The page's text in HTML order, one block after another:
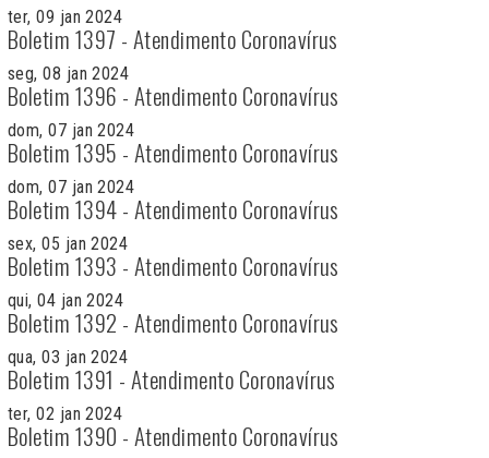
ter, 09 jan 2024
Boletim 1397 - Atendimento Coronavírus
seg, 08 jan 2024
Boletim 1396 - Atendimento Coronavírus
dom, 07 jan 2024
Boletim 1395 - Atendimento Coronavírus
dom, 07 jan 2024
Boletim 1394 - Atendimento Coronavírus
sex, 05 jan 2024
Boletim 1393 - Atendimento Coronavírus
qui, 04 jan 2024
Boletim 1392 - Atendimento Coronavírus
qua, 03 jan 2024
Boletim 1391 - Atendimento Coronavírus
ter, 02 jan 2024
Boletim 1390 - Atendimento Coronavírus